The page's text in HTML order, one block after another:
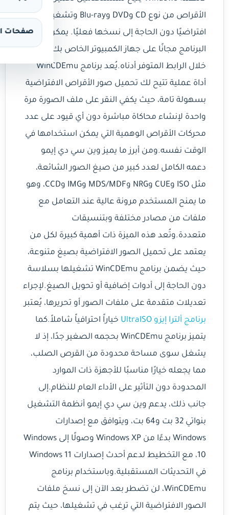
صفحات
الأقراص من نوع CD وDVD وBlu-ray وتشغيلها
افتراضيًا دون الحاجة إلى نسخها فعليًا. يمكن تنزيل
البرنامج مجانًا على جهاز الكمبيوتر الخاص بك من
خلال الرابط المتوفر أدناه.يُعد برنامج WinCDEmu
أداة عملية تتيح لك تحميل صور الأقراص الافتراضية
بسهولة تامة، حيث يكفي النقر على ملف الصورة مرة
واحدة لإنشاء محاكاة مباشرة دون أي قيود على عدد
محركات الأقراص الوهمية التي يمكن استخدامها في
الوقت نفسه.ومن أبرز ما يميز وين سي دي إيمو
دعمه الكامل لعدد كبير من صيغ الصور الشائعة،
مثل ISO وCUE وNRG وMDS/MDF وIMG وCCD، وهو
ما يمنح المستخدم مرونة عالية عند التعامل مع
ملفات من مصادر مختلفة وبتنسيقات
متعددة.وتُعد هذه الميزة ذات أهمية كبيرة لكل من
يعتمد على تحميل الصور الافتراضية بصيغ متنوعة،
حيث يضمن برنامج WinCDEmu تشغيلها بسلاسة
دون الحاجة إلى أدوات إضافية أو تحويل الصيغ.لإجراء
تعديلات متقدمة على ملفات الصور أو تحريرها، يُعتبر
برنامج ألترا إيزو UltraISO
خياراً احترافياً شاملاً.كما
يتميز برنامج WinCDEmu بحجمه الصغير جدًا، إذ لا
يشغل سوى مساحة محدودة من القرص الصلب،
مما يجعله خيارًا مناسبًا للأجهزة ذات الموارد
المحدودة دون التأثير على الأداء العام للنظام.إلى
جانب ذلك، يدعم وين سي دي إيمو أنظمة التشغيل
بنواتي 32 بت و64 بت، ويتوافق مع إصدارات
Windows بدءًا من Windows XP وصولًا إلى Windows
10، مع التخطيط لدعم أحدث إصدارات Windows 11
في التحديثات المستقبلية.وباستخدام برنامج
WinCDEmu، لن تضطر بعد الآن إلى نسخ ملفات
الصور الافتراضية التي ترغب في تشغيلها، حيث يتم